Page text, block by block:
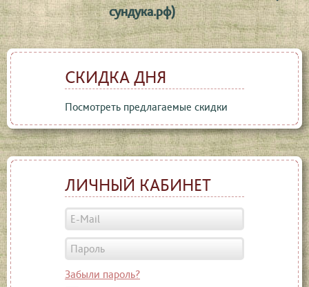
сундука.рф)
СКИДКА ДНЯ
Посмотреть предлагаемые скидки
ЛИЧНЫЙ КАБИНЕТ
Забыли пароль?